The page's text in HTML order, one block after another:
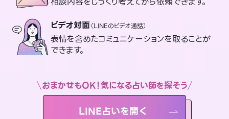
ビデオ対面（LINEのビデオ通話）
表情を含めたコミュニケーションを取ることが
できます。
おまかせもOK！気になる占い師を探そう
LINE占いを開く